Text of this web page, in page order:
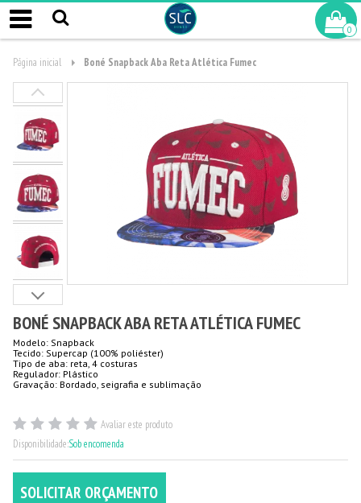
0
Página inicial Boné Snapback Aba Reta Atlética Fumec
BONÉ SNAPBACK ABA RETA ATLÉTICA FUMEC
Modelo: Snapback
Tecido: Supercap (100% poliéster)
Tipo de aba: reta, 4 costuras
Regulador: Plástico
Gravação: Bordado, seigrafia e sublimação
Avaliar este produto
Disponibilidade:Sob encomenda
SOLICITAR ORÇAMENTO